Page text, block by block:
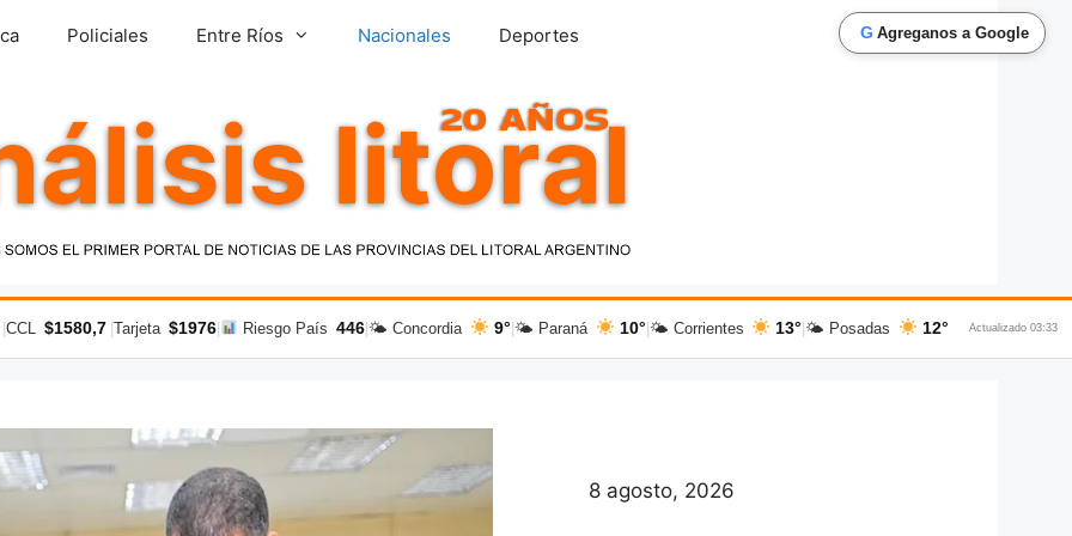
G Agreganos a Google
Policiales Entre Ríos Nacionales Deportes
CCL $1580,7 Tarjeta $1976| Riesgo País 446| 🌤 Concordia 9° 🌤 Paraná 10° 🌤 Corrientes 13° 🌤 Posadas 12° Actualizado 03:33
8 agosto, 2026